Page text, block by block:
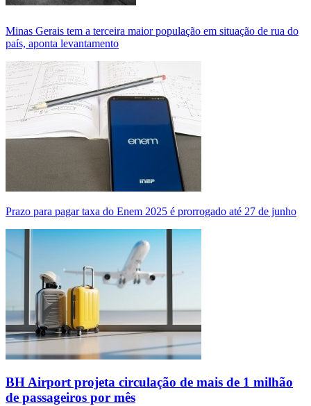
Minas Gerais tem a terceira maior população em situação de rua do
país, aponta levantamento
Prazo para pagar taxa do Enem 2025 é prorrogado até 27 de junho
BH Airport projeta circulação de mais de 1 milhão
de passageiros por mês